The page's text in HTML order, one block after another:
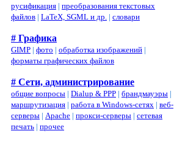
русификация | преобразования текстовых
файлов | LaTeX, SGML и др. | словари
# Графика
GIMP | фото | обработка изображений |
форматы графических файлов
# Сети, администрирование
общие вопросы | Dialup & PPP | брандмауэры |
маршрутизация | работа в Windows-сетях | веб-
серверы | Apache | прокси-серверы | сетевая
печать | прочее